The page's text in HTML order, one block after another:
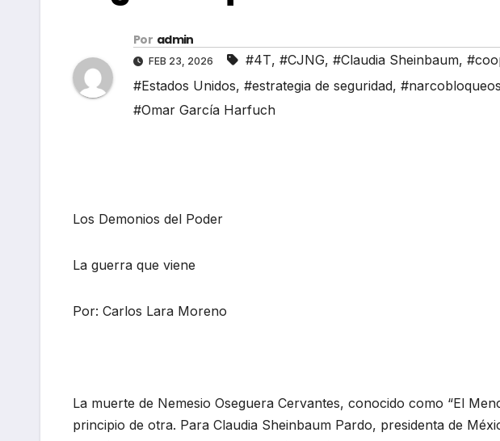
Por admin
FEB 23, 2026 #4T, #CJNG, #Claudia Sheinbaum,
#Estados Unidos, #estrategia de seguridad, #narcobloqueos
#Omar García Harfuch
Los Demonios del Poder
La guerra que viene
Por: Carlos Lara Moreno
La muerte de Nemesio Oseguera Cervantes, conocido como “El
principio de otra. Para Claudia Sheinbaum Pardo, presidenta de